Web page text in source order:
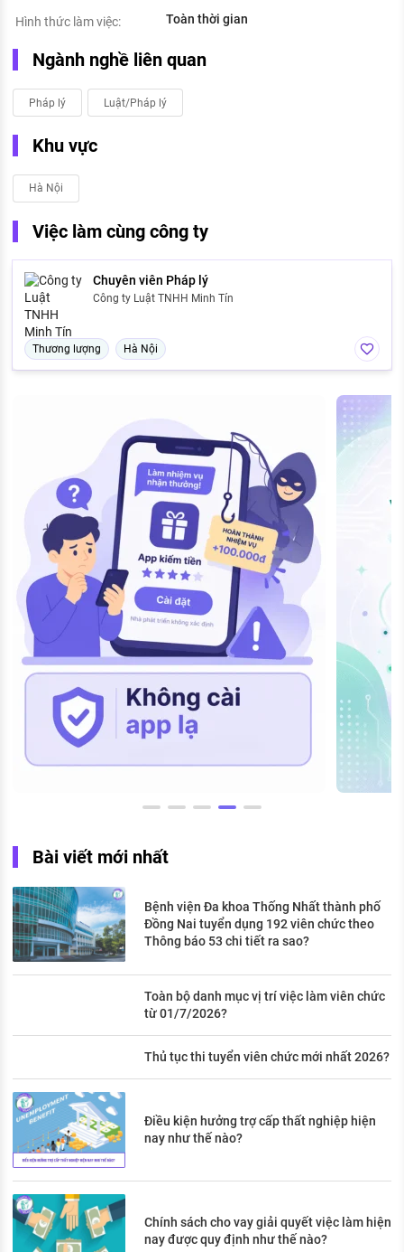
Hình thức làm việc:
Toàn thời gian
Ngành nghề liên quan
Pháp lý Luật/Pháp lý
Khu vực
Hà Nội
Việc làm cùng công ty
Chuyên viên Pháp lý
Công ty Luật TNHH Minh Tín
Thương lượng Hà Nội
Bài viết mới nhất
Bệnh viện Đa khoa Thống Nhất thành phố
Đồng Nai tuyển dụng 192 viên chức theo
Thông báo 53 chi tiết ra sao?
Toàn bộ danh mục vị trí việc làm viên chức
từ 01/7/2026?
Thủ tục thi tuyển viên chức mới nhất 2026?
Điều kiện hưởng trợ cấp thất nghiệp hiện
nay như thế nào?
Chính sách cho vay giải quyết việc làm hiện
nay được quy định như thế nào?